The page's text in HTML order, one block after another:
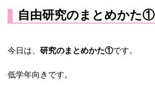
自由研究のまとめかた①
今日は、 研究のまとめかた①です。
低学年向きです。